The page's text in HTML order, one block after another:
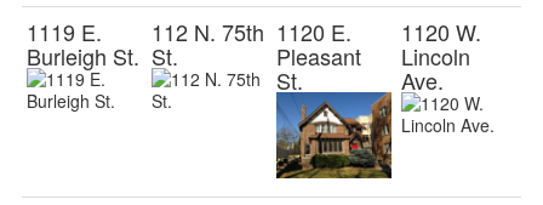
1119 E.
Burleigh St.
112 N. 75th
St.
1120 E.
Pleasant
St.
1120 W.
Lincoln
Ave.